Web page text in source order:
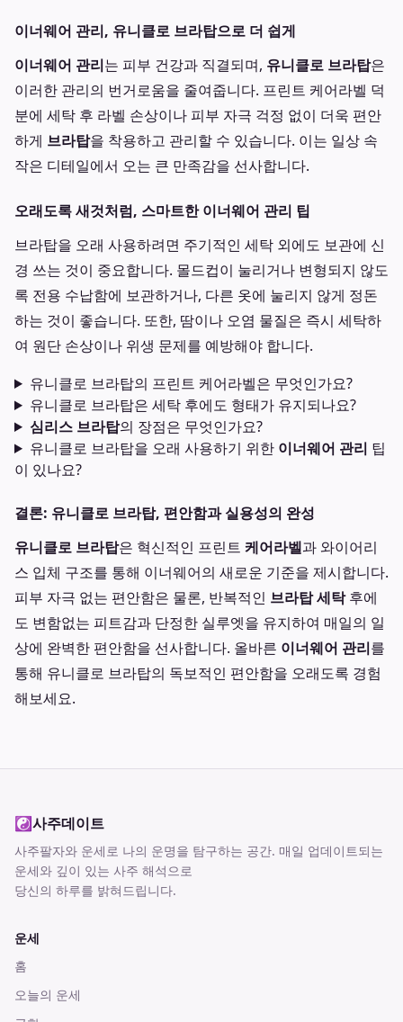
이너웨어 관리, 유니클로 브라탑으로 더 쉽게
이너웨어 관리는 피부 건강과 직결되며, 유니클로 브라탑은
이러한 관리의 번거로움을 줄여줍니다. 프린트 케어라벨 덕
분에 세탁 후 라벨 손상이나 피부 자극 걱정 없이 더욱 편안
하게 브라탑을 착용하고 관리할 수 있습니다. 이는 일상 속
작은 디테일에서 오는 큰 만족감을 선사합니다.
오래도록 새것처럼, 스마트한 이너웨어 관리 팁
브라탑을 오래 사용하려면 주기적인 세탁 외에도 보관에 신
경 쓰는 것이 중요합니다. 몰드컵이 눌리거나 변형되지 않도
록 전용 수납함에 보관하거나, 다른 옷에 눌리지 않게 정돈
하는 것이 좋습니다. 또한, 땀이나 오염 물질은 즉시 세탁하
여 원단 손상이나 위생 문제를 예방해야 합니다.
유니클로 브라탑의 프린트 케어라벨은 무엇인가요?
유니클로 브라탑은 세탁 후에도 형태가 유지되나요?
심리스 브라탑의 장점은 무엇인가요?
유니클로 브라탑을 오래 사용하기 위한 이너웨어 관리 팁
이 있나요?
결론: 유니클로 브라탑, 편안함과 실용성의 완성
유니클로 브라탑은 혁신적인 프린트 케어라벨과 와이어리
스 입체 구조를 통해 이너웨어의 새로운 기준을 제시합니다.
피부 자극 없는 편안함은 물론, 반복적인 브라탑 세탁후에
도 변함없는 피트감과 단정한 실루엣을 유지하여 매일의 일
상에 완벽한 편안함을 선사합니다. 올바른 이너웨어 관리를
통해 유니클로 브라탑의 독보적인 편안함을 오래도록 경험
해보세요.
☯사주데이트
사주팔자와 운세로 나의 운명을 탐구하는 공간. 매일 업데이트되는
운세와 깊이 있는 사주 해석으로
당신의 하루를 밝혀드립니다.
운세
홈
오늘의 운세